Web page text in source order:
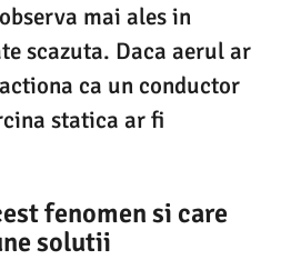
mai ales in
scazuta. Daca aerul ar
ca un conductor
statica ar fi
fenomen si care
solutii